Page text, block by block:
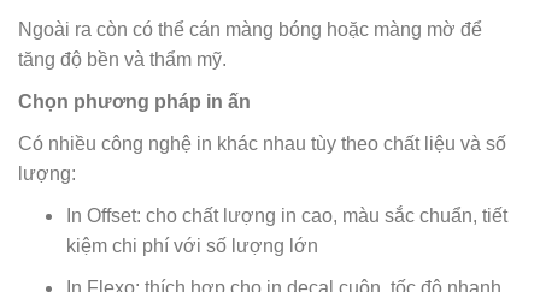
Ngoài ra còn có thể cán màng bóng hoặc màng mờ để
tăng độ bền và thẩm mỹ.
Chọn phương pháp in ấn
Có nhiều công nghệ in khác nhau tùy theo chất liệu và số
lượng:
In Offset: cho chất lượng in cao, màu sắc chuẩn, tiết
kiệm chi phí với số lượng lớn